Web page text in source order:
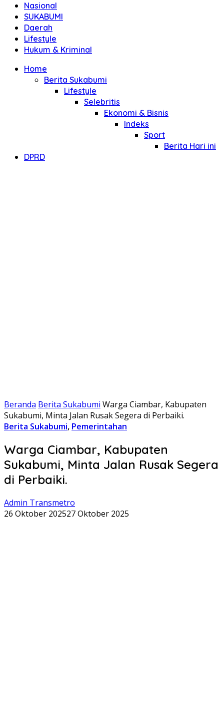
Nasional
SUKABUMI
Daerah
Lifestyle
Hukum & Kriminal
Home
Berita Sukabumi
Lifestyle
Selebritis
Ekonomi & Bisnis
Indeks
Sport
Berita Hari ini
DPRD
Beranda Berita Sukabumi Warga Ciambar, Kabupaten
Sukabumi, Minta Jalan Rusak Segera di Perbaiki.
Berita Sukabumi, Pemerintahan
Warga Ciambar, Kabupaten
Sukabumi, Minta Jalan Rusak Segera
di Perbaiki.
Admin Transmetro
26 Oktober 202527 Oktober 2025